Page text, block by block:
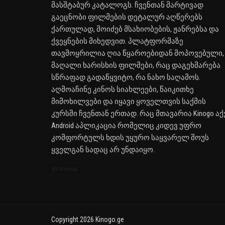
მასშტაბურ კატალოგს. ჩვენთან მარტივად
გაეცნობი ფილმების დეტალურ აღწერებს
ქართულად, მოიძებ მსახიობების, ჟანრებსა და
ქვეყნების მიხედვით. პლატფორმაზე
თავმოყრილია ღია წყაროებიდან მოპოვებული,
მაღალი ხარისხის ფილმები, რაც დაგეხმარება
სწრაფად გადაწყვიტო, რა ნახო საღამოს.
აღმოაჩინე კინოს სიახლეები, წაიკითხე
მიმოხილვები და იყავი ყოველთვის საქმის
კურსში ჩვენთან ერთად. რაც მთავარია Kinogo
Android აპლიკაცია რომელიც კიდევ უფრო
კომფორტულს ხდის უყურო საყვარელ შოუს
ყველგან სადაც არ უნდაიყო.
Copyright 2026 Kinogo.ge